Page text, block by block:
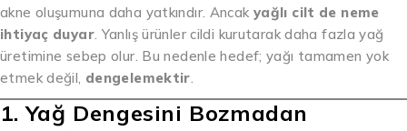
akne oluşumuna daha yatkındır. Ancak yağlı cilt de neme
ihtiyaç duyar. Yanlış ürünler cildi kurutarak daha fazla yağ
üretimine sebep olur. Bu nedenle hedef; yağı tamamen yok
etmek değil, dengelemektir.
1. Yağ Dengesini Bozmadan